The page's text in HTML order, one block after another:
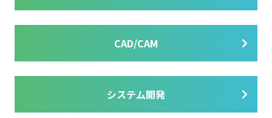
CAD/CAM
システム開発